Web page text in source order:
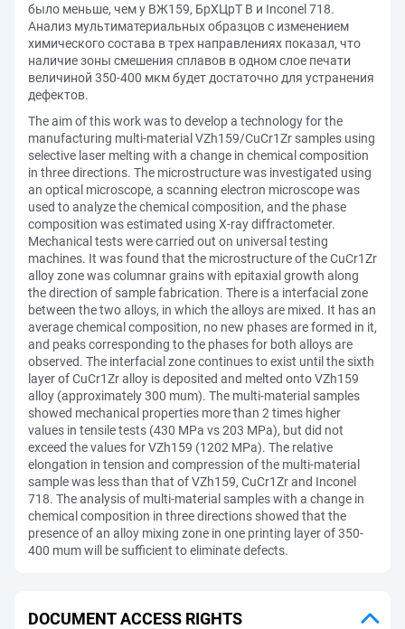
было меньше, чем у ВЖ159, БрХЦрТ В и Inconel 718.
Анализ мультиматериальных образцов с изменением
химического состава в трех направлениях показал, что
наличие зоны смешения сплавов в одном слое печати
величиной 350-400 мкм будет достаточно для устранения
дефектов.
The aim of this work was to develop a technology for the
manufacturing multi-material VZh159/CuCr1Zr samples using
selective laser melting with a change in chemical composition
in three directions. The microstructure was investigated using
an optical microscope, a scanning electron microscope was
used to analyze the chemical composition, and the phase
composition was estimated using X-ray diffractometer.
Mechanical tests were carried out on universal testing
machines. It was found that the microstructure of the CuCr1Zr
alloy zone was columnar grains with epitaxial growth along
the direction of sample fabrication. There is a interfacial zone
between the two alloys, in which the alloys are mixed. It has an
average chemical composition, no new phases are formed in it,
and peaks corresponding to the phases for both alloys are
observed. The interfacial zone continues to exist until the sixth
layer of CuCr1Zr alloy is deposited and melted onto VZh159
alloy (approximately 300 mum). The multi-material samples
showed mechanical properties more than 2 times higher
values in tensile tests (430 MPa vs 203 MPa), but did not
exceed the values for VZh159 (1202 MPa). The relative
elongation in tension and compression of the multi-material
sample was less than that of VZh159, CuCr1Zr and Inconel
718. The analysis of multi-material samples with a change in
chemical composition in three directions showed that the
presence of an alloy mixing zone in one printing layer of 350-
400 mum will be sufficient to eliminate defects.
DOCUMENT ACCESS RIGHTS